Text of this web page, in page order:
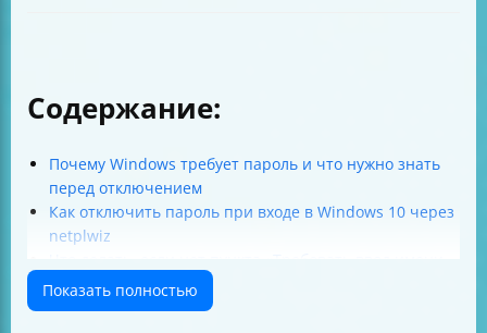
Содержание:
Почему Windows требует пароль и что нужно знать
перед отключением
Как отключить пароль при входе в Windows 10 через
netplwiz
пользователя и пароля» в netplwiz
Как отключить пароль при выходе из спящего
Показать полностью